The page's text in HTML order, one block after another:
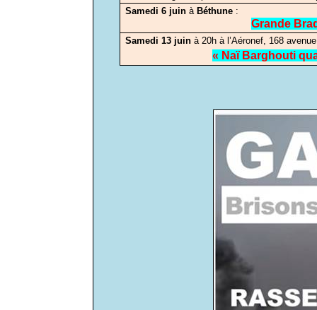
Samedi 6 juin àBéthune :
Grande
Samedi 13 juinà 20h à l’Aéronef, 168
« Naï Barghouti